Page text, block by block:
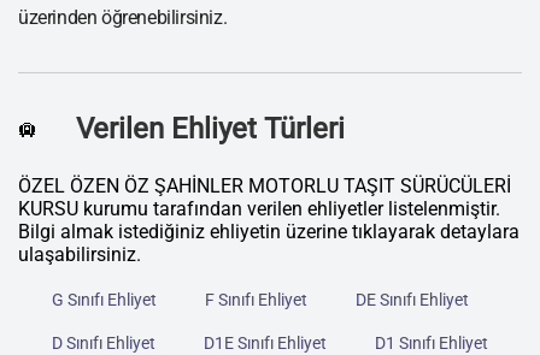
üzerinden öğrenebilirsiniz.
🛄 Verilen Ehliyet Türleri
ÖZEL ÖZEN ÖZ ŞAHİNLER MOTORLU TAŞIT SÜRÜCÜLERİ
KURSU kurumu tarafından verilen ehliyetler listelenmiştir.
Bilgi almak istediğiniz ehliyetin üzerine tıklayarak detaylara
ulaşabilirsiniz.
G Sınıfı Ehliyet F Sınıfı Ehliyet DE Sınıfı Ehliyet
D Sınıfı Ehliyet D1E Sınıfı Ehliyet D1 Sınıfı Ehliyet